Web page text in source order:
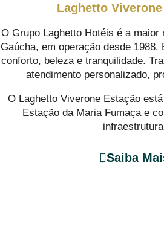
Laghetto
O Grupo Laghetto Hotéis é a maior
Gaúcha, em operação desde 1988.
conforto, beleza e tranquilidade.
atendimento personalizado,
O Laghetto Viverone Estação
Estação da Maria Fumaça e
Saiba